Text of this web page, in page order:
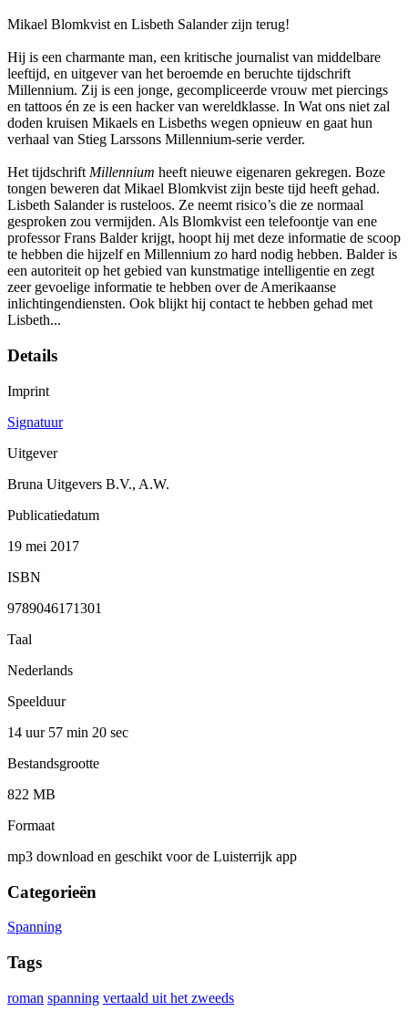
Mikael Blomkvist en Lisbeth Salander zijn terug!
Hij is een charmante man, een kritische journalist van middelbare
leeftijd, en uitgever van het beroemde en beruchte tijdschrift
Millennium. Zij is een jonge, gecompliceerde vrouw met piercings
en tattoos én ze is een hacker van wereldklasse. In Wat ons niet zal
doden kruisen Mikaels en Lisbeths wegen opnieuw en gaat hun
verhaal van Stieg Larssons Millennium-serie verder.
Het tijdschriftMillennium heeft nieuwe eigenaren gekregen. Boze
tongen beweren dat Mikael Blomkvist zijn beste tijd heeft gehad.
Lisbeth Salander is rusteloos. Ze neemt risico’s die ze normaal
gesproken zou vermijden. Als Blomkvist een telefoontje van ene
professor Frans Balder krijgt, hoopt hij met deze informatie de scoop
te hebben die hijzelf en Millennium zo hard nodig hebben. Balder is
een autoriteit op het gebied van kunstmatige intelligentie en zegt
zeer gevoelige informatie te hebben over de Amerikaanse
inlichtingendiensten. Ook blijkt hij contact te hebben gehad met
Lisbeth...
Details
Imprint
Signatuur
Uitgever
Bruna Uitgevers B.V., A.W.
Publicatiedatum
19 mei 2017
ISBN
9789046171301
Taal
Nederlands
Speelduur
14 uur 57 min 20 sec
Bestandsgrootte
822 MB
Formaat
mp3 download en geschikt voor de Luisterrijk app
Categorieën
Spanning
Tags
roman spanning vertaald uit het zweeds